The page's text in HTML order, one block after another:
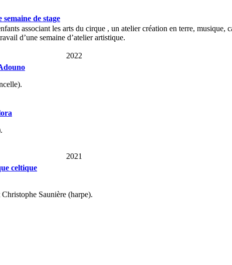
de stage
associant les arts du cirque , un atelier création en terre, musique,
d’une semaine d’atelier artistique.
2022
2021
celtique
Saunière (harpe).